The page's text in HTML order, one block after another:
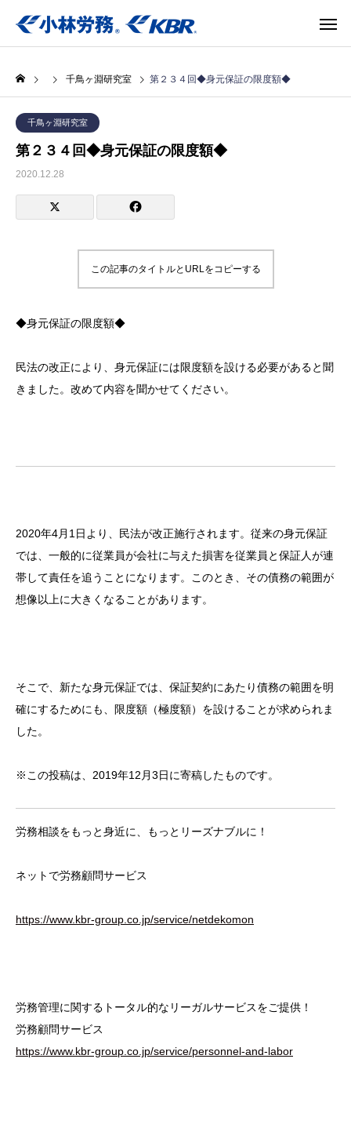
千鳥ヶ淵研究室 第２３４回◆身元保証の限度額◆
千鳥ヶ淵研究室
第２３４回◆身元保証の限度額◆
2020.12.28
この記事のタイトルとURLをコピーする
◆身元保証の限度額◆
民法の改正により、身元保証には限度額を設ける必要があると聞
きました。改めて内容を聞かせてください。
2020年4月1日より、民法が改正施行されます。従来の身元保証
では、一般的に従業員が会社に与えた損害を従業員と保証人が連
帯して責任を追うことになります。このとき、その債務の範囲が
想像以上に大きくなることがあります。
そこで、新たな身元保証では、保証契約にあたり債務の範囲を明
確にするためにも、限度額（極度額）を設けることが求められま
した。
※この投稿は、2019年12月3日に寄稿したものです。
労務相談をもっと身近に、もっとリーズナブルに！
ネットで労務顧問サービス
https://www.kbr-group.co.jp/service/netdekomon
労務管理に関するトータル的なリーガルサービスをご提供！
労務顧問サービス
https://www.kbr-group.co.jp/service/personnel-and-labor